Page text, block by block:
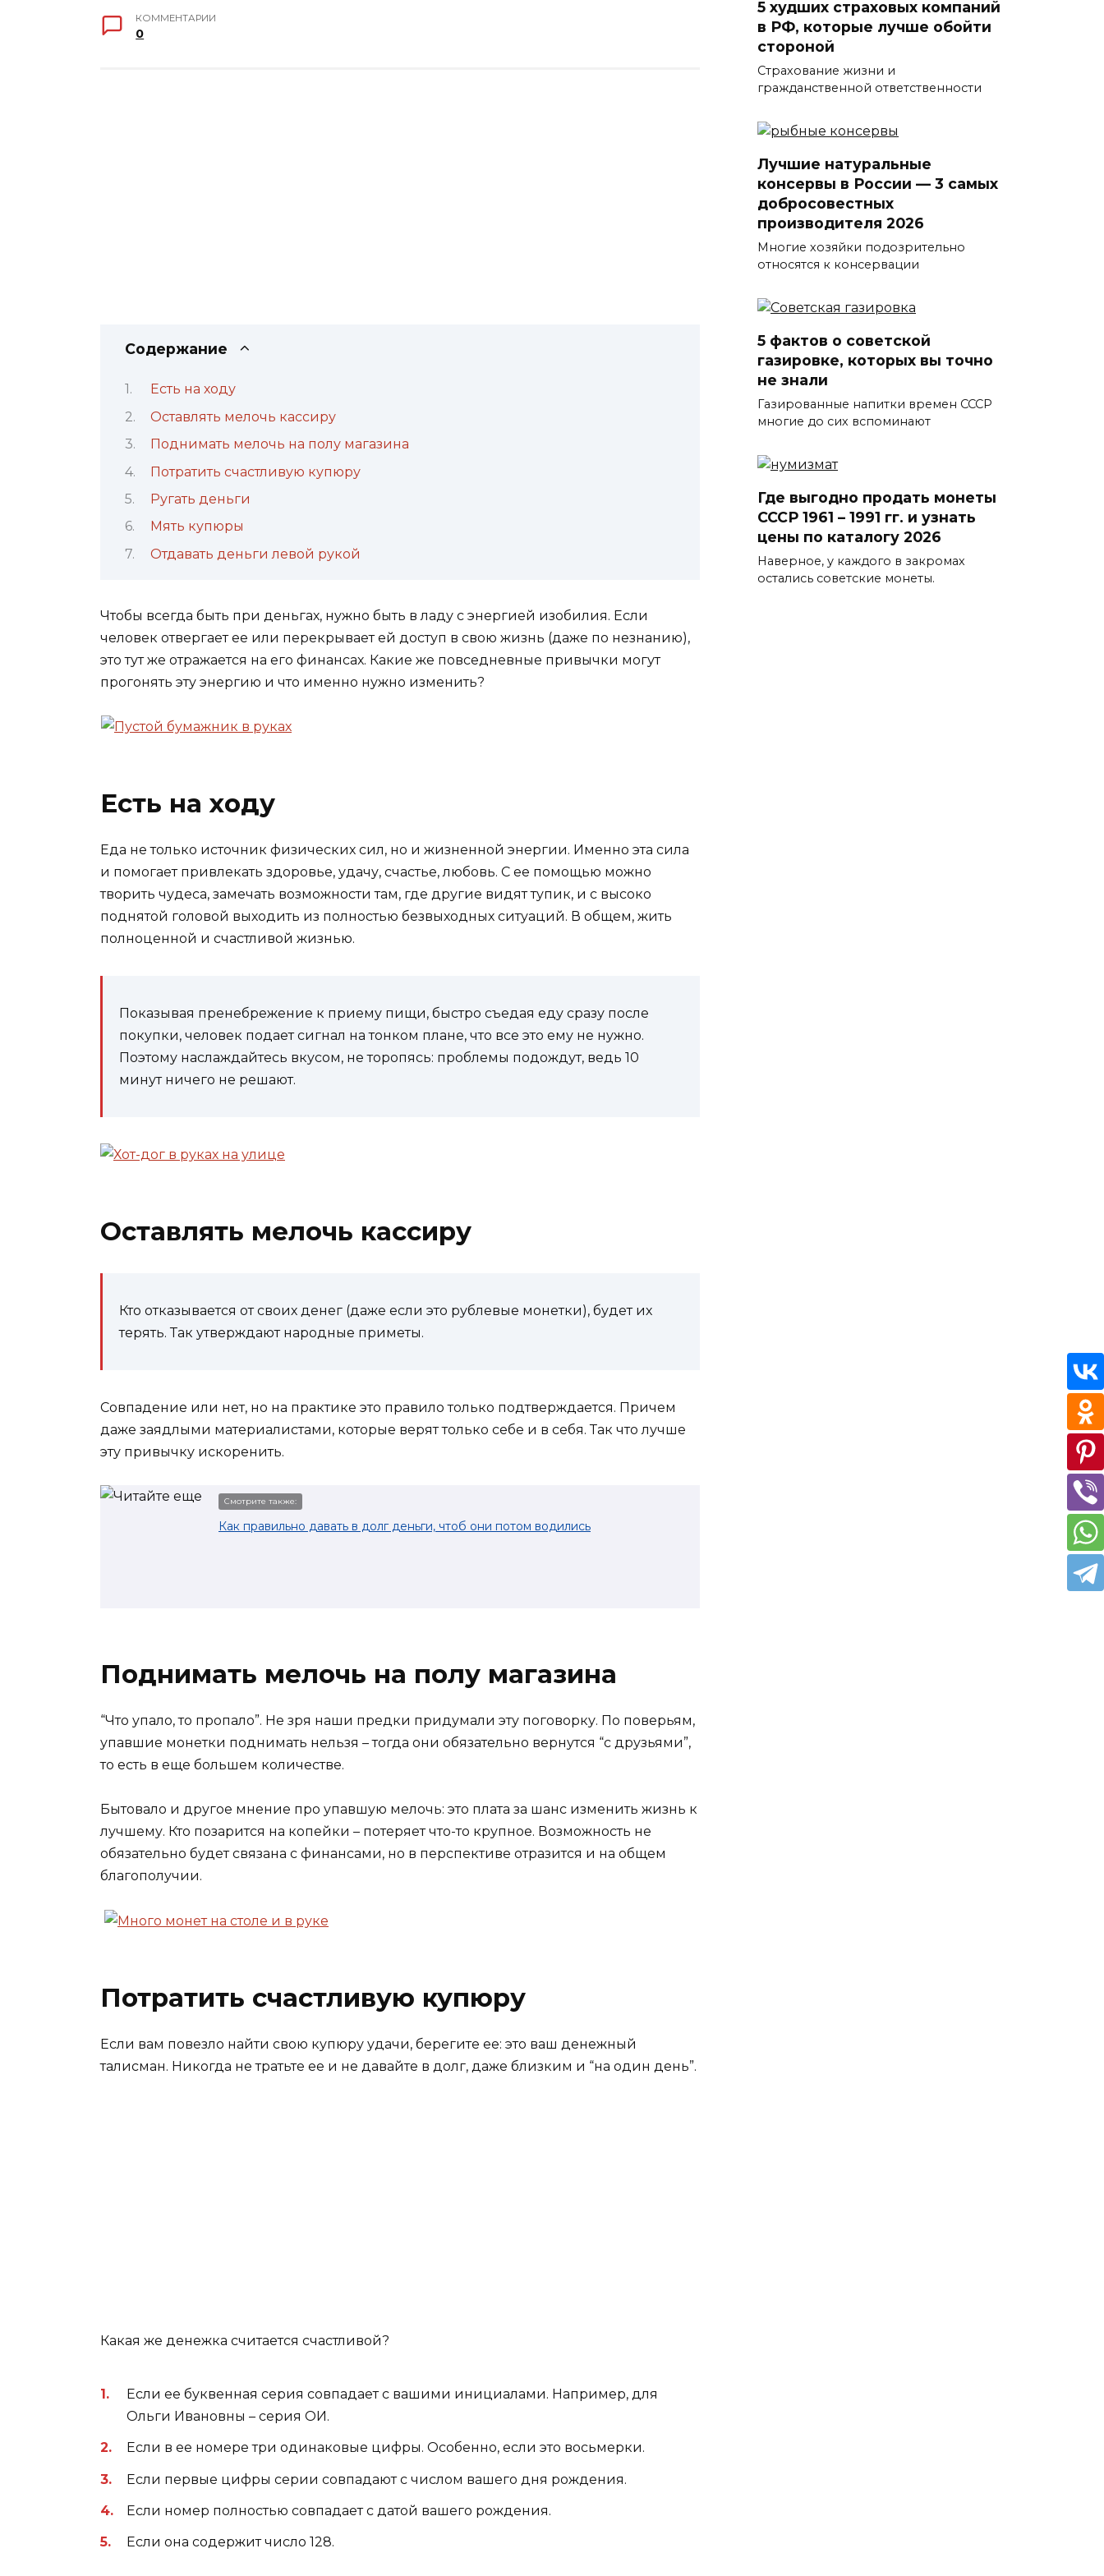
КОММЕНТАРИИ
0
Содержание
Есть на ходу
Оставлять мелочь кассиру
Поднимать мелочь на полу магазина
Потратить счастливую купюру
Ругать деньги
Мять купюры
Отдавать деньги левой рукой
Чтобы всегда быть при деньгах, нужно быть в ладу с энергией изобилия. Если
человек отвергает ее или перекрывает ей доступ в свою жизнь (даже по незнанию),
это тут же отражается на его финансах. Какие же повседневные привычки могут
прогонять эту энергию и что именно нужно изменить?
Есть на ходу
Еда не только источник физических сил, но и жизненной энергии. Именно эта сила
и помогает привлекать здоровье, удачу, счастье, любовь. С ее помощью можно
творить чудеса, замечать возможности там, где другие видят тупик, и с высоко
поднятой головой выходить из полностью безвыходных ситуаций. В общем, жить
полноценной и счастливой жизнью.
Показывая пренебрежение к приему пищи, быстро съедая еду сразу после
покупки, человек подает сигнал на тонком плане, что все это ему не нужно.
Поэтому наслаждайтесь вкусом, не торопясь: проблемы подождут, ведь 10
минут ничего не решают.
Оставлять мелочь кассиру
Кто отказывается от своих денег (даже если это рублевые монетки), будет их
терять. Так утверждают народные приметы.
Совпадение или нет, но на практике это правило только подтверждается. Причем
даже заядлыми материалистами, которые верят только себе и в себя. Так что лучше
эту привычку искоренить.
Смотрите также:
Как правильно давать в долг деньги, чтоб они потом водились
Поднимать мелочь на полу магазина
“Что упало, то пропало”. Не зря наши предки придумали эту поговорку. По поверьям,
упавшие монетки поднимать нельзя – тогда они обязательно вернутся “с друзьями”,
то есть в еще большем количестве.
Бытовало и другое мнение про упавшую мелочь: это плата за шанс изменить жизнь к
лучшему. Кто позарится на копейки – потеряет что-то крупное. Возможность не
обязательно будет связана с финансами, но в перспективе отразится и на общем
благополучии.
Потратить счастливую купюру
Если вам повезло найти свою купюру удачи, берегите ее: это ваш денежный
талисман. Никогда не тратьте ее и не давайте в долг, даже близким и “на один день”.
Какая же денежка считается счастливой?
Если ее буквенная серия совпадает с вашими инициалами. Например, для
Ольги Ивановны – серия ОИ.
Если в ее номере три одинаковые цифры. Особенно, если это восьмерки.
Если первые цифры серии совпадают с числом вашего дня рождения.
Если номер полностью совпадает с датой вашего рождения.
Если она содержит число 128.
5 худших страховых компаний
в РФ, которые лучше обойти
стороной
Страхование жизни и
гражданственной ответственности
Лучшие натуральные
консервы в России — 3 самых
добросовестных
производителя 2026
Многие хозяйки подозрительно
относятся к консервации
5 фактов о советской
газировке, которых вы точно
не знали
Газированные напитки времен СССР
многие до сих вспоминают
Где выгодно продать монеты
СССР 1961 – 1991 гг. и узнать
цены по каталогу 2026
Наверное, у каждого в закромах
остались советские монеты.